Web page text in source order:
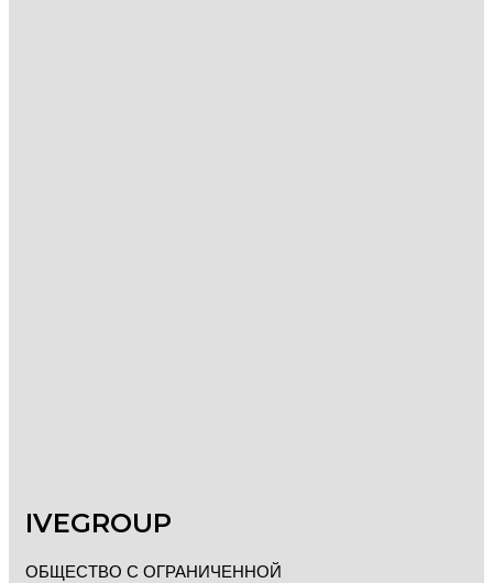
IVEGROUP
ОБЩЕСТВО С ОГРАНИЧЕННОЙ